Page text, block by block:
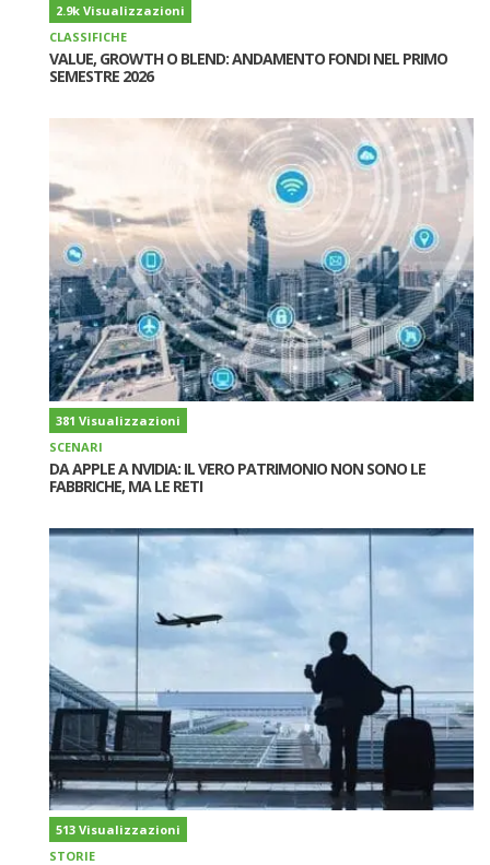
2.9k Visualizzazioni
CLASSIFICHE
VALUE, GROWTH O BLEND: ANDAMENTO FONDI NEL PRIMO
SEMESTRE 2026
381 Visualizzazioni
SCENARI
DA APPLE A NVIDIA: IL VERO PATRIMONIO NON SONO LE
FABBRICHE, MA LE RETI
513 Visualizzazioni
STORIE